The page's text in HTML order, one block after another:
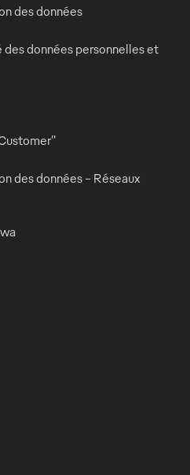
des données
données personnelles et
des données - Réseaux